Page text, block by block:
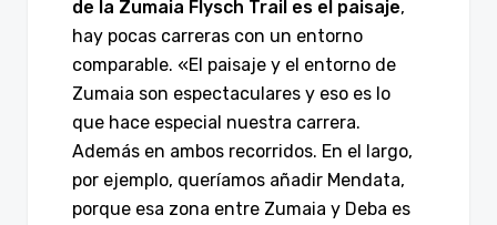
de la Zumaia Flysch Trail es el paisaje,
hay pocas carreras con un entorno
comparable. «El paisaje y el entorno de
Zumaia son espectaculares y eso es lo
que hace especial nuestra carrera.
Además en ambos recorridos. En el largo,
por ejemplo, queríamos añadir Mendata,
porque esa zona entre Zumaia y Deba es